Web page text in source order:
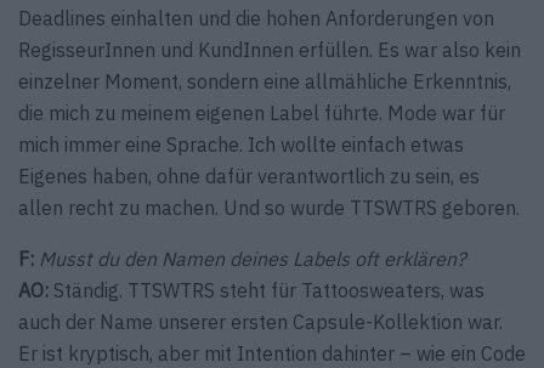
Deadlines einhalten und die hohen Anforderungen von
RegisseurInnen und KundInnen erfüllen. Es war also kein
einzelner Moment, sondern eine allmähliche Erkenntnis,
die mich zu meinem eigenen Label führte. Mode war für
mich immer eine Sprache. Ich wollte einfach etwas
Eigenes haben, ohne dafür verantwortlich zu sein, es
allen recht zu machen. Und so wurde TTSWTRS geboren.
F: Musst du den Namen deines Labels oft erklären?
AO: Ständig. TTSWTRS steht für Tattoosweaters, was
auch der Name unserer ersten Capsule-Kollektion war.
Er ist kryptisch, aber mit Intention dahinter – wie ein Code